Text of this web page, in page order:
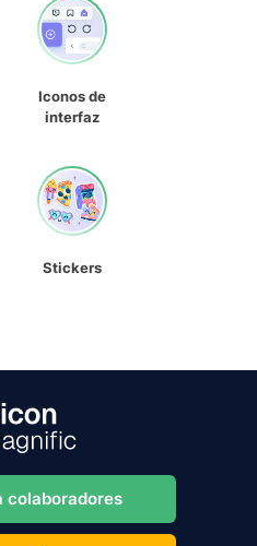
Iconos de
interfaz
Stickers
colaboradores